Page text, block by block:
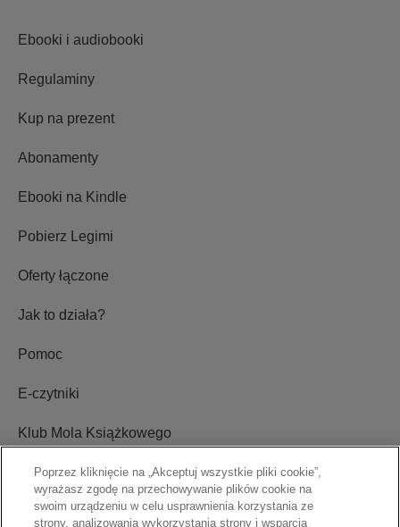
Ebooki i audiobooki
Regulaminy
Kup na prezent
Abonamenty
Ebooki na Kindle
Pobierz Legimi
Oferty łączone
Jak to działa?
Pomoc
E-czytniki
Klub Mola Książkowego
Ustawienia plików cookie
Blog
Poprzez kliknięcie na „Akceptuj wszystkie pliki cookie”,
wyrażasz zgodę na przechowywanie plików cookie na
swoim urządzeniu w celu usprawnienia korzystania ze
strony, analizowania wykorzystania strony i wsparcia